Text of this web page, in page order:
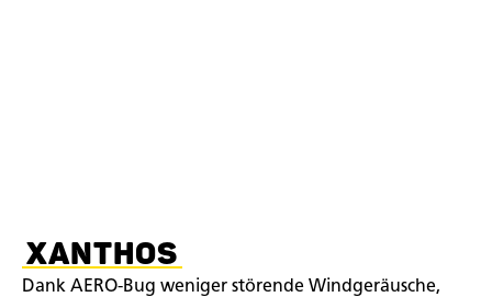
XANTHOS
Dank AERO-Bug weniger störende Windgeräusche,